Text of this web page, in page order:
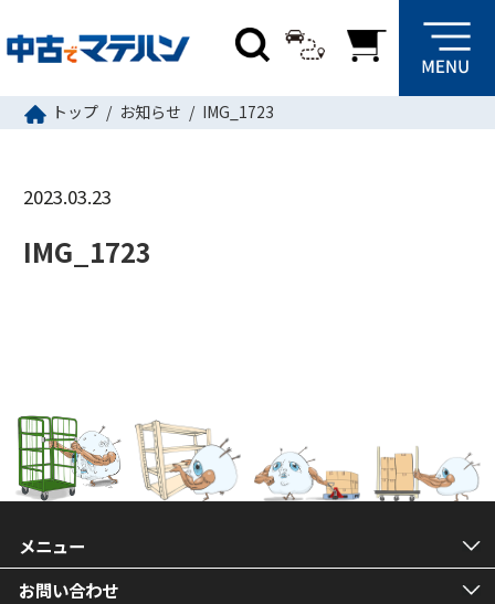
トップ お知らせ IMG_1723
2023.03.23
IMG_1723
メニュー
お問い合わせ